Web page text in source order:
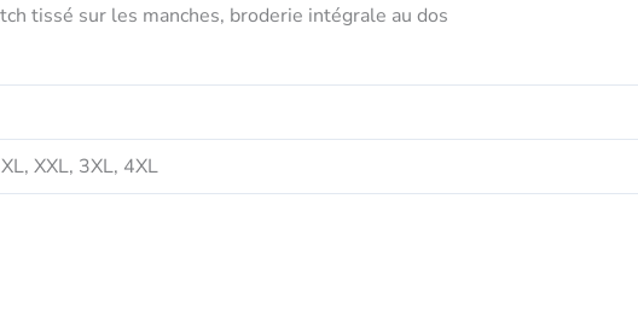
tissé sur les manches, broderie intégrale au dos
XXL, 3XL, 4XL